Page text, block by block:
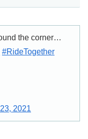
the corner…
#RideTogether
2021